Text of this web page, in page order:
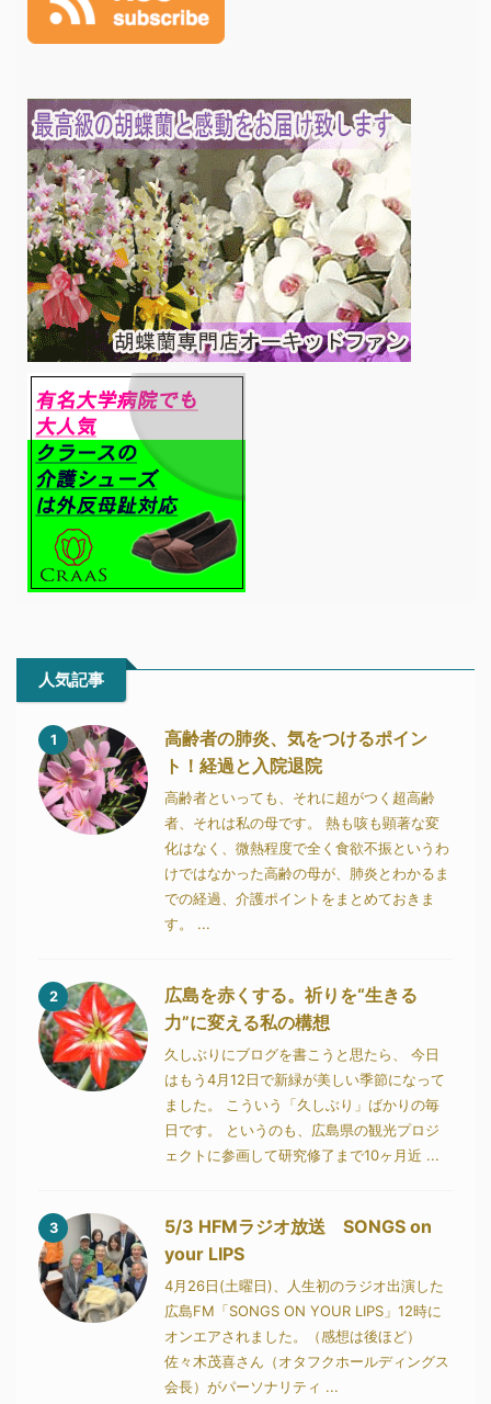
人気記事
1
高齢者の肺炎、気をつけるポイン
ト！経過と入院退院
高齢者といっても、それに超がつく超高齢
者、それは私の母です。 熱も咳も顕著な変
化はなく、微熱程度で全く食欲不振というわ
けではなかった高齢の母が、肺炎とわかるま
での経過、介護ポイントをまとめておきま
す。 ...
2
広島を赤くする。祈りを“生きる
力”に変える私の構想
久しぶりにブログを書こうと思たら、 今日
はもう4月12日で新緑が美しい季節になって
ました。 こういう「久しぶり」ばかりの毎
日です。 というのも、広島県の観光プロジ
ェクトに参画して研究修了まで10ヶ月近 ...
3
5/3 HFMラジオ放送 SONGS on
your LIPS
4月26日(土曜日)、人生初のラジオ出演した
広島FM「SONGS ON YOUR LIPS」12時に
オンエアされました。（感想は後ほど）
佐々木茂喜さん（オタフクホールディングス
会長）がパーソナリティ ...